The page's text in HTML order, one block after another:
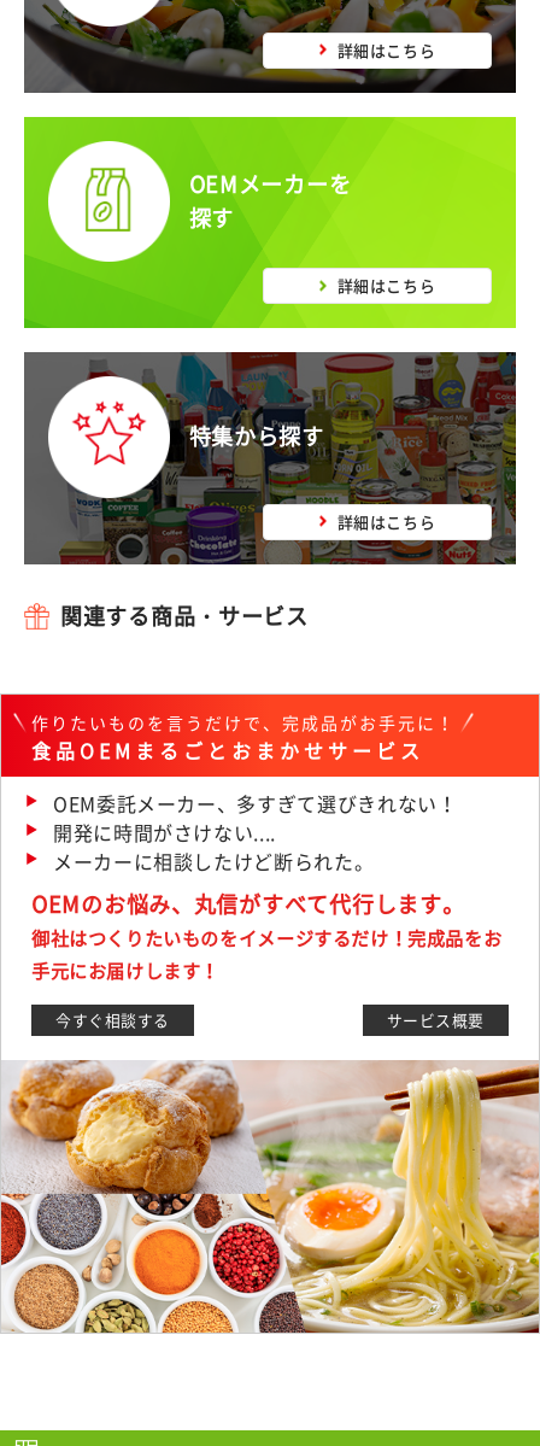
詳細はこちら
OEMメーカーを
探す
詳細はこちら
特集から探す
詳細はこちら
関連する商品・サービス
作りたいものを言うだけで、完成品がお手元に！
食品OEMまるごとおまかせサービス
OEM委託メーカー、多すぎて選びきれない！
開発に時間がさけない....
メーカーに相談したけど断られた。
OEMのお悩み、丸信がすべて代行します。
御社はつくりたいものをイメージするだけ！完成品をお
手元にお届けします！
今すぐ相談する サービス概要